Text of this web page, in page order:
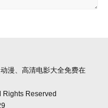
漫、高清电影大全免费在
Reserved